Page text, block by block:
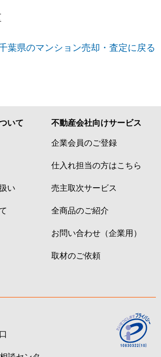
葉県のマンション売却・査定に戻る
いて
い
不動産会社向けサービス
企業会員のご登録
仕入れ担当の方はこちら
売主取次サービス
全商品のご紹介
お問い合わせ（企業用）
取材のご依頼